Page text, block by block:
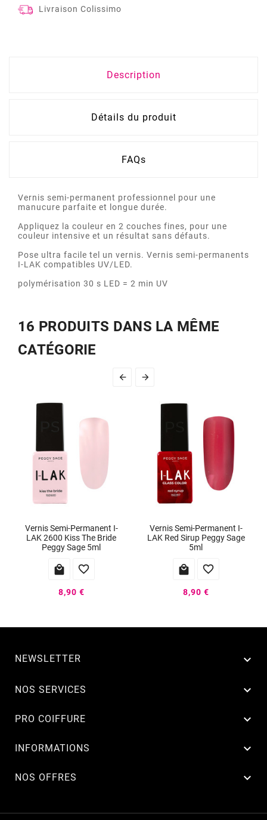
Livraison Colissimo
Description
Détails du produit
FAQs
Vernis semi-permanent professionnel pour une
manucure parfaite et longue durée.
Appliquez la couleur en 2 couches fines, pour une
couleur intensive et un résultat sans défauts.
Pose ultra facile tel un vernis. Vernis semi-permanents
I-LAK compatibles UV/LED.
polymérisation 30 s LED = 2 min UV
16 PRODUITS DANS LA MÊME
CATÉGORIE
 
Vernis Semi-Permanent I-
LAK 2600 Kiss The Bride
Peggy Sage 5ml
 
8,90 €
Vernis Semi-Permanent I-
LAK Red Sirup Peggy Sage
5ml
 
8,90 €
NEWSLETTER 
NOS SERVICES 
PRO COIFFURE 
INFORMATIONS 
NOS OFFRES 